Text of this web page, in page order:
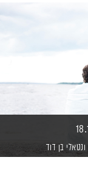
ונטאלי בן דוד